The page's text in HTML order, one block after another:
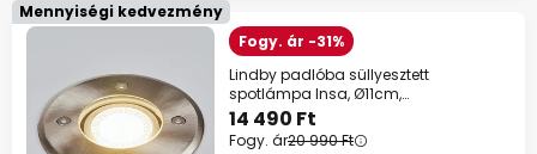
Mennyiségi kedvezmény
Fogy. ár -31%
Lindby padlóba süllyesztett
spotlámpa Insa, Ø11cm,
rozsdamentes acél, GU10, IP67
14 490 Ft
Fogy. ár20 990 Ft